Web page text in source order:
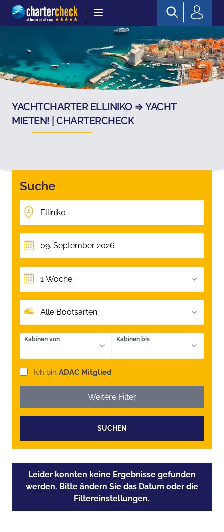
Chartercheck
YACHTCHARTER ELLINIKO ⇒ YACHT
MIETEN! | CHARTERCHECK
Suche
1 Woche
Alle Bootsarten
Kabinen von Kabinen bis
Ich bin ADAC Mitglied
Weitere Filter
SUCHEN
Leider konnten keine Ergebnisse gefunden
werden. Bitte ändern Sie das Datum oder die
Filtereinstellungen.